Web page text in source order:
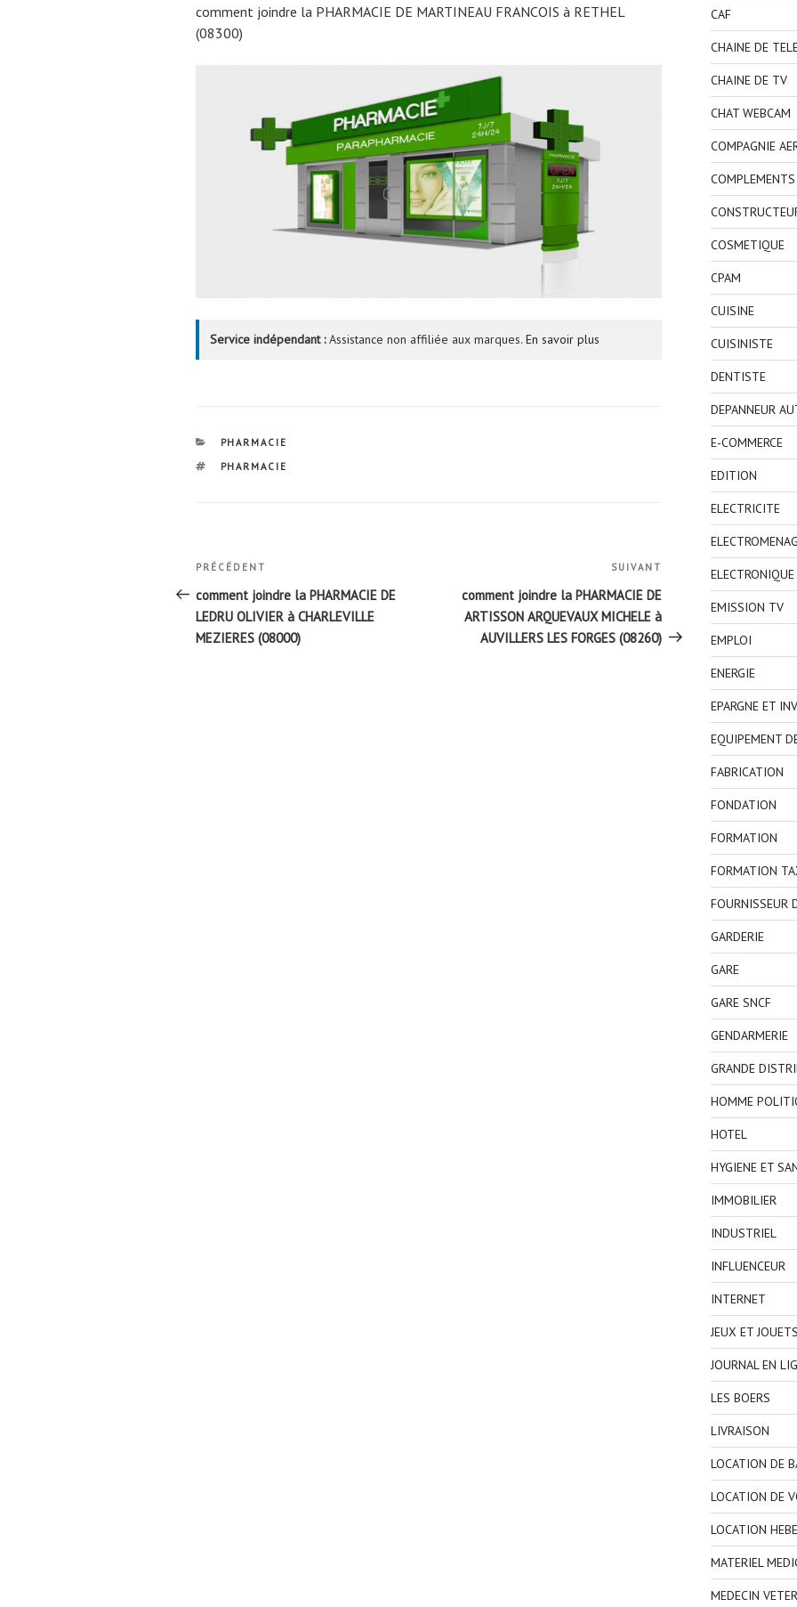
comment joindre la PHARMACIE DE MARTINEAU FRANCOIS à RETHEL
(08300)
Service indépendant :Assistance non affiliée aux marques. En savoir plus
CATÉGORIES
PHARMACIE
ÉTIQUETTES
PHARMACIE
Navigation
de
l’article
Article
précédent
PRÉCÉDENT
comment joindre la PHARMACIE DE
LEDRU OLIVIER à CHARLEVILLE
MEZIERES (08000)
suivant
SUIVANT
comment joindre la PHARMACIE DE
ARTISSON ARQUEVAUX MICHELE à
AUVILLERS LES FORGES (08260)
CAF
CHAINE DE
CHAINE DE TV
CHAT WEBCAM
COMPAGNIE
COSMETIQUE
CPAM
CUISINE
CUISINISTE
DENTISTE
DEPANNEUR
E-COMMERCE
EDITION
ELECTRICITE
EMISSION TV
EMPLOI
ENERGIE
EPARGNE ET
EQUIPEMENT
FABRICATION
FONDATION
FORMATION
FORMATION
FOURNISSEUR
GARDERIE
GARE
GARE SNCF
GENDARMERIE
GRANDE
HOMME
HOTEL
HYGIENE ET
IMMOBILIER
INDUSTRIEL
INFLUENCEUR
INTERNET
JEUX ET JOUETS
JOURNAL EN
LES BOERS
LIVRAISON
LOCATION DE
LOCATION DE
LOCATION
MATERIEL
MEDECIN